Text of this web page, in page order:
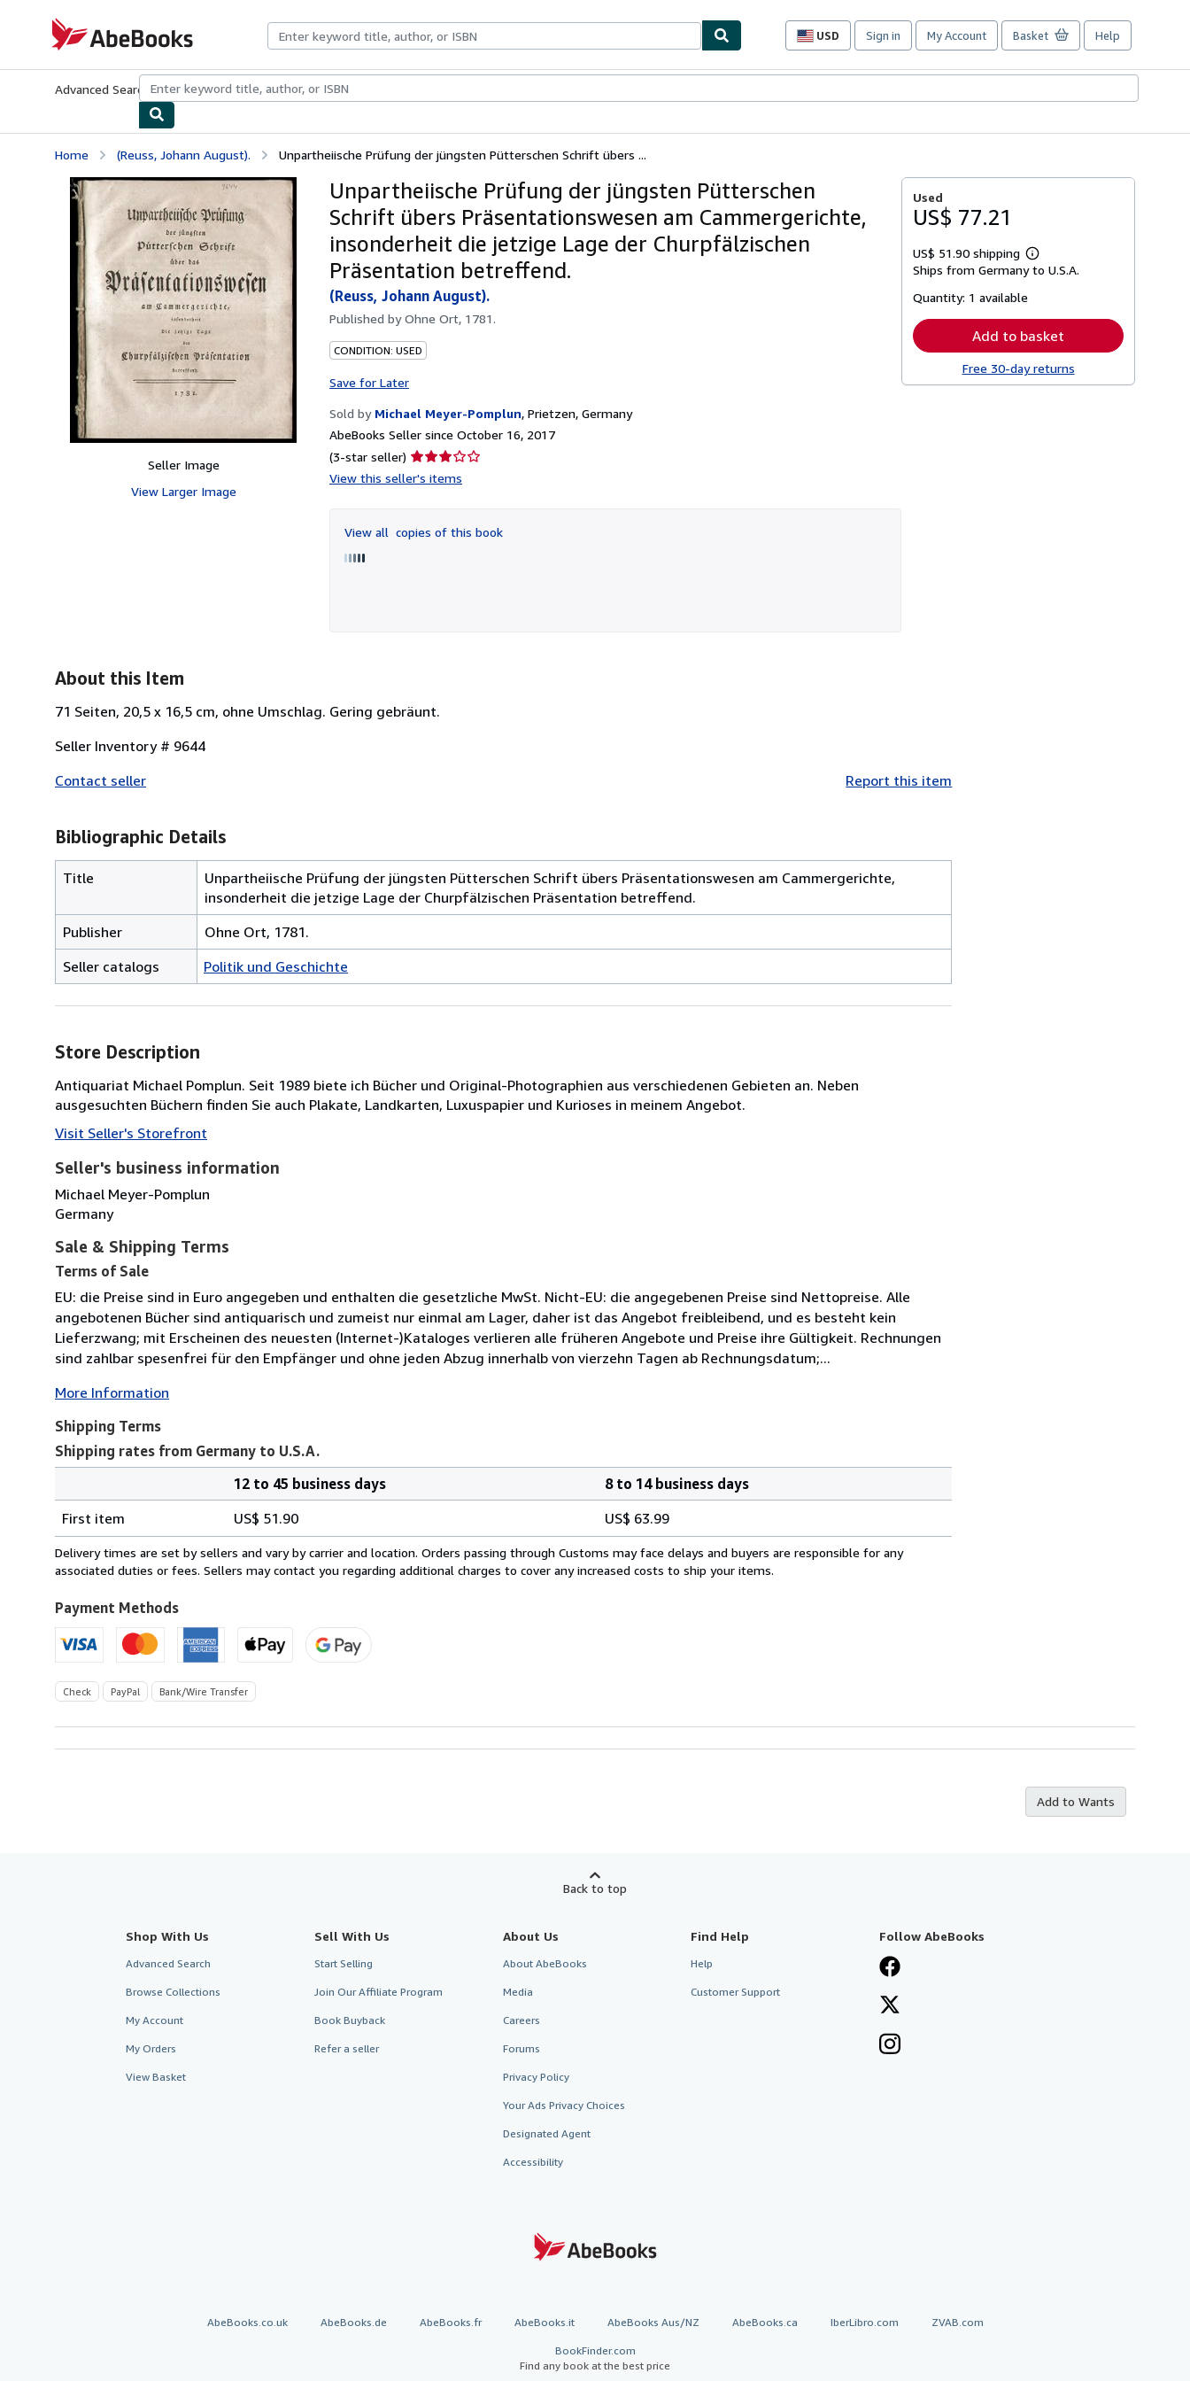
AbeBooks.com
USD
Site
preferences
Sign in My Account Basket Help
Advanced Search Browse CollectionsRare BooksArt & Collectibles
Home (Reuss, Johann August). Unpartheiische Prüfung der jüngsten Pütterschen Schrift übers ...
Seller Image
View Larger Image
Unpartheiische Prüfung der jüngsten Pütterschen
Schrift übers Präsentationswesen am Cammergerichte,
insonderheit die jetzige Lage der Churpfälzischen
Präsentation betreffend.
(Reuss, Johann August).
Published byOhne Ort, 1781.
CONDITION: USED
Save for Later
Sold by Michael Meyer-Pomplun, Prietzen, Germany
AbeBooks Seller since October 16, 2017
(3-star seller) Seller
rating
of
5
View this seller's items
View all copies of this book
Used
US$ 77.21
US$ 51.90 shipping
Learn
more
Ships from Germany to U.S.A.
Quantity: 1 available
Add to basket
Free 30-day returns
About this Item
71 Seiten, 20,5 x 16,5 cm, ohne Umschlag. Gering gebräunt.
Seller Inventory # 9644
Contact seller
Report this item
Bibliographic Details
Title
Unpartheiische Prüfung der jüngsten Pütterschen Schrift übers Präsentationswesen am Cammergerichte,
insonderheit die jetzige Lage der Churpfälzischen Präsentation betreffend.
Publisher
Ohne Ort, 1781.
Seller catalogs
Politik und Geschichte
Store Description
Antiquariat Michael Pomplun. Seit 1989 biete ich Bücher und Original-Photographien aus verschiedenen Gebieten an. Neben
ausgesuchten Büchern finden Sie auch Plakate, Landkarten, Luxuspapier und Kurioses in meinem Angebot.
Visit Seller's Storefront
Seller's business information
Michael Meyer-Pomplun
Germany
Sale & Shipping Terms
Terms of Sale
EU: die Preise sind in Euro angegeben und enthalten die gesetzliche MwSt. Nicht-EU: die angegebenen Preise sind Nettopreise. Alle
angebotenen Bücher sind antiquarisch und zumeist nur einmal am Lager, daher ist das Angebot freibleibend, und es besteht kein
Lieferzwang; mit Erscheinen des neuesten (Internet-)Kataloges verlieren alle früheren Angebote und Preise ihre Gültigkeit. Rechnungen
sind zahlbar spesenfrei für den Empfänger und ohne jeden Abzug innerhalb von vierzehn Tagen ab Rechnungsdatum;...
More Information
Shipping Terms
Shipping rates from Germany to U.S.A.
rates
from
Germany
U.S.A.
12 to 45 business days
8 to 14 business days
First item
US$ 51.90 US$ 63.99
Delivery times are set by sellers and vary by carrier and location. Orders passing through Customs may face delays and buyers are responsible for any
associated duties or fees. Sellers may contact you regarding additional charges to cover any increased costs to ship your items.
Payment Methods
Check PayPal Bank/Wire Transfer
Add to Wants
Back to top
Shop With Us
Advanced Search
Browse Collections
My Account
My Orders
View Basket
Sell With Us
Start Selling
Join Our Affiliate Program
Book Buyback
Refer a seller
About Us
About AbeBooks
Media
Careers
Forums
Privacy Policy
Your Ads Privacy Choices
Designated Agent
Accessibility
Find Help
Help
Customer Support
Follow AbeBooks
AbeBooks.co.uk AbeBooks.de AbeBooks.fr AbeBooks.it AbeBooks Aus/NZ AbeBooks.ca IberLibro.com ZVAB.com
BookFinder.com
Find any book at the best price